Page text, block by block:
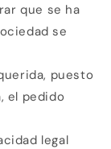
que se ha
se
puesto
el pedido
legal